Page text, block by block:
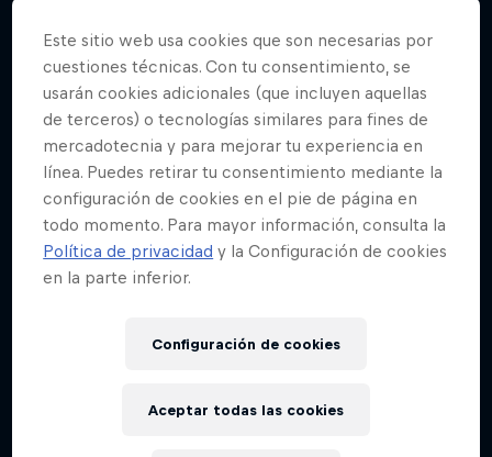
Este sitio web usa cookies que son necesarias por
cuestiones técnicas. Con tu consentimiento, se
usarán cookies adicionales (que incluyen aquellas
de terceros) o tecnologías similares para fines de
mercadotecnia y para mejorar tu experiencia en
línea. Puedes retirar tu consentimiento mediante la
configuración de cookies en el pie de página en
todo momento. Para mayor información, consulta la
Política de privacidad y la Configuración de cookies
en la parte inferior.
Configuración de cookies
Aceptar todas las cookies